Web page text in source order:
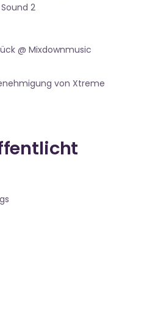
2
@ Mixdownmusic
von Xtreme